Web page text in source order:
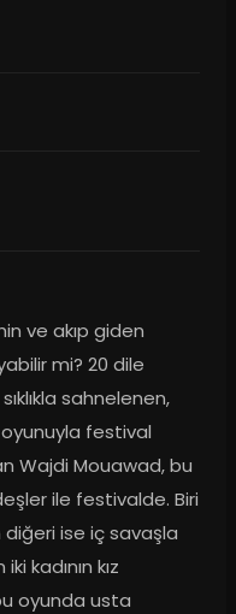
ve akıp giden
mi? 20 dile
sahnelenen,
oyunuyla festival
Wajdi Mouawad, bu
ile festivalde. Biri
diğeri ise iç savaşla
kadının kız
oyunda usta